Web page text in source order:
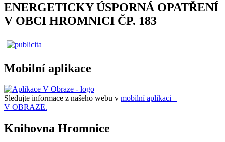
ENERGETICKY ÚSPORNÁ OPATŘENÍ
V OBCI HROMNICI ČP. 183
Mobilní aplikace
Sledujte informace z našeho webu v mobilní aplikaci –
V OBRAZE.
Knihovna Hromnice